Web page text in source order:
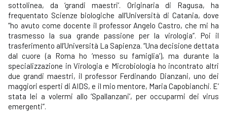
sottolinea, da ‘grandi maestri’. Originaria di Ragusa, ha
frequentato Scienze biologiche all’Università di Catania, dove
“ho avuto come docente il professor Angelo Castro, che mi ha
trasmesso la sua grande passione per la virologia”. Poi il
trasferimento all’Università La Sapienza. “Una decisione dettata
dal cuore (a Roma ho ‘messo su famiglia’), ma durante la
specializzazione in Virologia e Microbiologia ho incontrato altri
due grandi maestri, il professor Ferdinando Dianzani, uno dei
maggiori esperti di AIDS, e il mio mentore, Maria Capobianchi. E’
stata lei a volermi allo ‘Spallanzani’, per occuparmi dei virus
emergenti”.